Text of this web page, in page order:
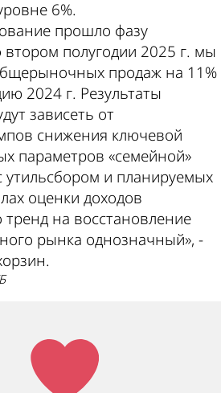
6%.
прошло фазу
втором полугодии 2025 г. мы
продаж на 11%
2024 г. Результаты
зависеть от
снижения ключевой
параметров «семейной»
утильсбором и планируемых
оценки доходов
на восстановление
рынка однозначный», -
Лайк!